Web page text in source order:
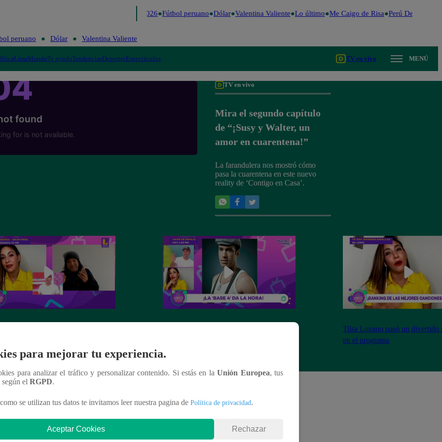
Perú Decide 2026 Fútbol peruano Dólar Valentina Valiente Lo último Me Caigo de Risa Perú Decide 2026
peruano Dólar Valentina Valiente
LimaMundoTe ayudoTendenciasDeportesEspectáculos TV en vivo MENÚ
TV en vivo
Mira el segundo capítulo
de “¡Susy y Walter, un
amor en cuarentena!”
La farandulera nos mostró cómo
pasa la cuarentena en este nuevo
reality de ‘Contigo en Casa’.
Tilsa Lozano pasó un divertido
en el programa
para mejorar tu experiencia.
para analizar el tráfico y personalizar contenido. Si estás en laUnión Europea, tus
según el RGPD.
se utilizan tus datos te invitamos leer nuestra pagina de Política de privacidad.
Aceptar Cookies Rechazar